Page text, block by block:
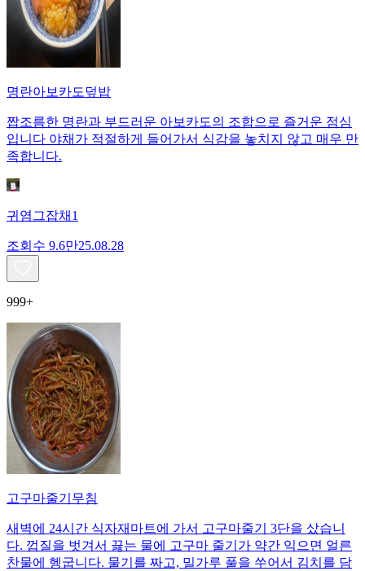
명란아보카도덮밥
짭조름한 명란과 부드러운 아보카도의 조합으로 즐거운 점심
입니다 야채가 적절하게 들어가서 식감을 놓치지 않고 매우 만
족합니다.
귀염그잡채1
조회수 9.6만25.08.28
999+
고구마줄기무침
새벽에 24시간 식자재마트에 가서 고구마줄기 3단을 샀습니
다. 껍질을 벗겨서 끓는 물에 고구마 줄기가 약간 익으면 얼른
찬물에 헹굽니다. 물기를 짜고, 밀가루 풀을 쑤어서 김치를 담